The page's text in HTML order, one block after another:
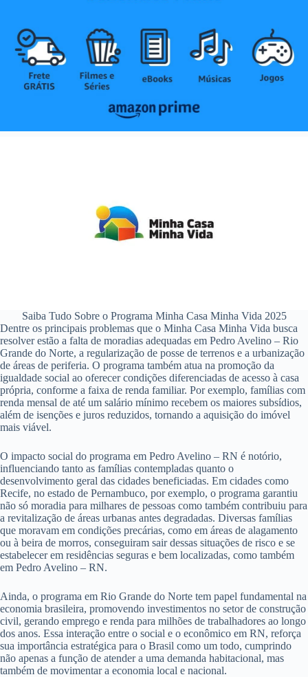
Saiba Tudo Sobre o Programa Minha Casa Minha Vida 2025
Dentre os principais problemas que o Minha Casa Minha Vida busca
resolver estão a falta de moradias adequadas em Pedro Avelino – Rio
Grande do Norte, a regularização de posse de terrenos e a urbanização
de áreas de periferia. O programa também atua na promoção da
igualdade social ao oferecer condições diferenciadas de acesso à casa
própria, conforme a faixa de renda familiar. Por exemplo, famílias com
renda mensal de até um salário mínimo recebem os maiores subsídios,
além de isenções e juros reduzidos, tornando a aquisição do imóvel
mais viável.
O impacto social do programa em Pedro Avelino – RN é notório,
influenciando tanto as famílias contempladas quanto o
desenvolvimento geral das cidades beneficiadas. Em cidades como
Recife, no estado de Pernambuco, por exemplo, o programa garantiu
não só moradia para milhares de pessoas como também contribuiu para
a revitalização de áreas urbanas antes degradadas. Diversas famílias
que moravam em condições precárias, como em áreas de alagamento
ou à beira de morros, conseguiram sair dessas situações de risco e se
estabelecer em residências seguras e bem localizadas, como também
em Pedro Avelino – RN.
Ainda, o programa em Rio Grande do Norte tem papel fundamental na
economia brasileira, promovendo investimentos no setor de construção
civil, gerando emprego e renda para milhões de trabalhadores ao longo
dos anos. Essa interação entre o social e o econômico em RN, reforça
sua importância estratégica para o Brasil como um todo, cumprindo
não apenas a função de atender a uma demanda habitacional, mas
também de movimentar a economia local e nacional.